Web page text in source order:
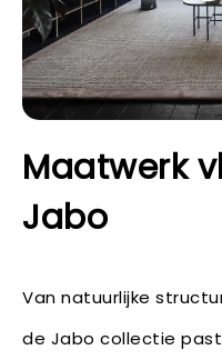
Maatwerk
Jabo
Van natuurlijke
de Jabo collectie past